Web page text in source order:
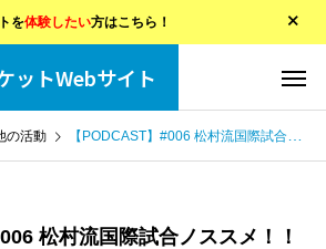
を体験したい方はこちら！
ットWebサイト
の活動 【PODCAST】#006 松村流国際試合ノススメ！！を公開しました。
松村流国際試合ノススメ！！